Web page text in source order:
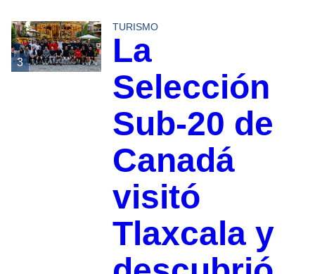
3
TURISMO
La
Selección
Sub-20 de
Canadá
visitó
Tlaxcala y